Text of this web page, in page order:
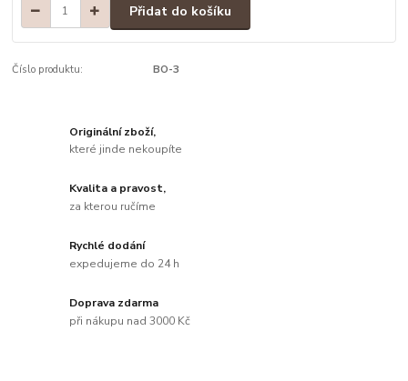
Přidat do košíku
Číslo produktu: BO-3
Originální zboží,
které jinde nekoupíte
Kvalita a pravost,
za kterou ručíme
Rychlé dodání
expedujeme do 24 h
Doprava zdarma
při nákupu nad 3000 Kč